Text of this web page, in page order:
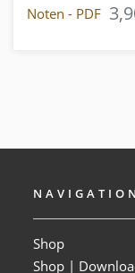
Noten - PDF
NAVIGATION
Shop
Shop |